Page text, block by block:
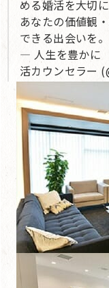
める婚活を大切に
あなたの価値観
できる出会いを
— 人生を豊かに
活カウンセラー